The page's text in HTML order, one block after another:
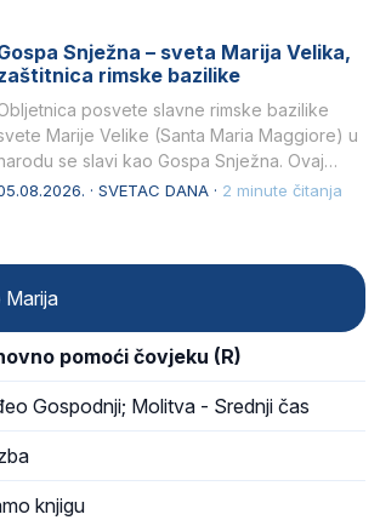
Snježna – sveta Marija Velika,
rimske bazilike
posvete slavne rimske bazilike
Marije Velike (Santa Maria Maggiore) u
se slavi kao Gospa Snježna. Ovaj
Sancta Maria…
· SVETAC DANA · 2 minute čitanja
Marija
pomoći čovjeku (R)
Gospodnji; Molitva - Srednji čas
knjigu